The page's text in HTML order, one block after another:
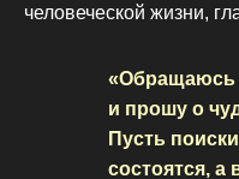
человеческой жизни,
«Обращаюсь
и прошу о
Пусть
состоятся, а